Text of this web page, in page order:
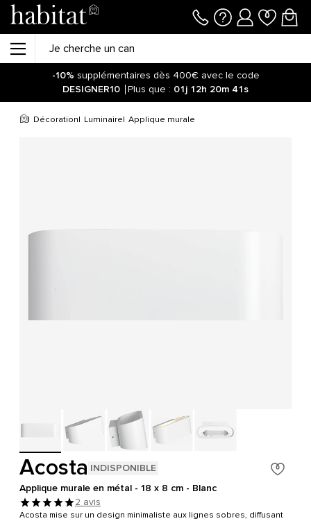
-10% supplémentaires dès 400€ avec le code
DESIGNER10
Plus que : 01j 12h 20m 41s
Décoration Luminaire Applique murale
Acosta INDISPONIBLE
Applique murale en métal - 18 x 8 cm - Blanc
2 avis
Acosta mise sur un design minimaliste aux lignes sobres, diffusant